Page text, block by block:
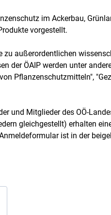
im Ackerbau,
vorgestellt.
zu außerordentlichen
der ÖAIP werden unter
Pflanzenschutzmitteln",
und Mitglieder des OÖ-
gleichgestellt) erhalten
ist in der